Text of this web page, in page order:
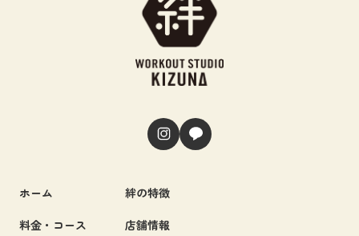
ホーム
絆の特徴
料金・コース
店舗情報